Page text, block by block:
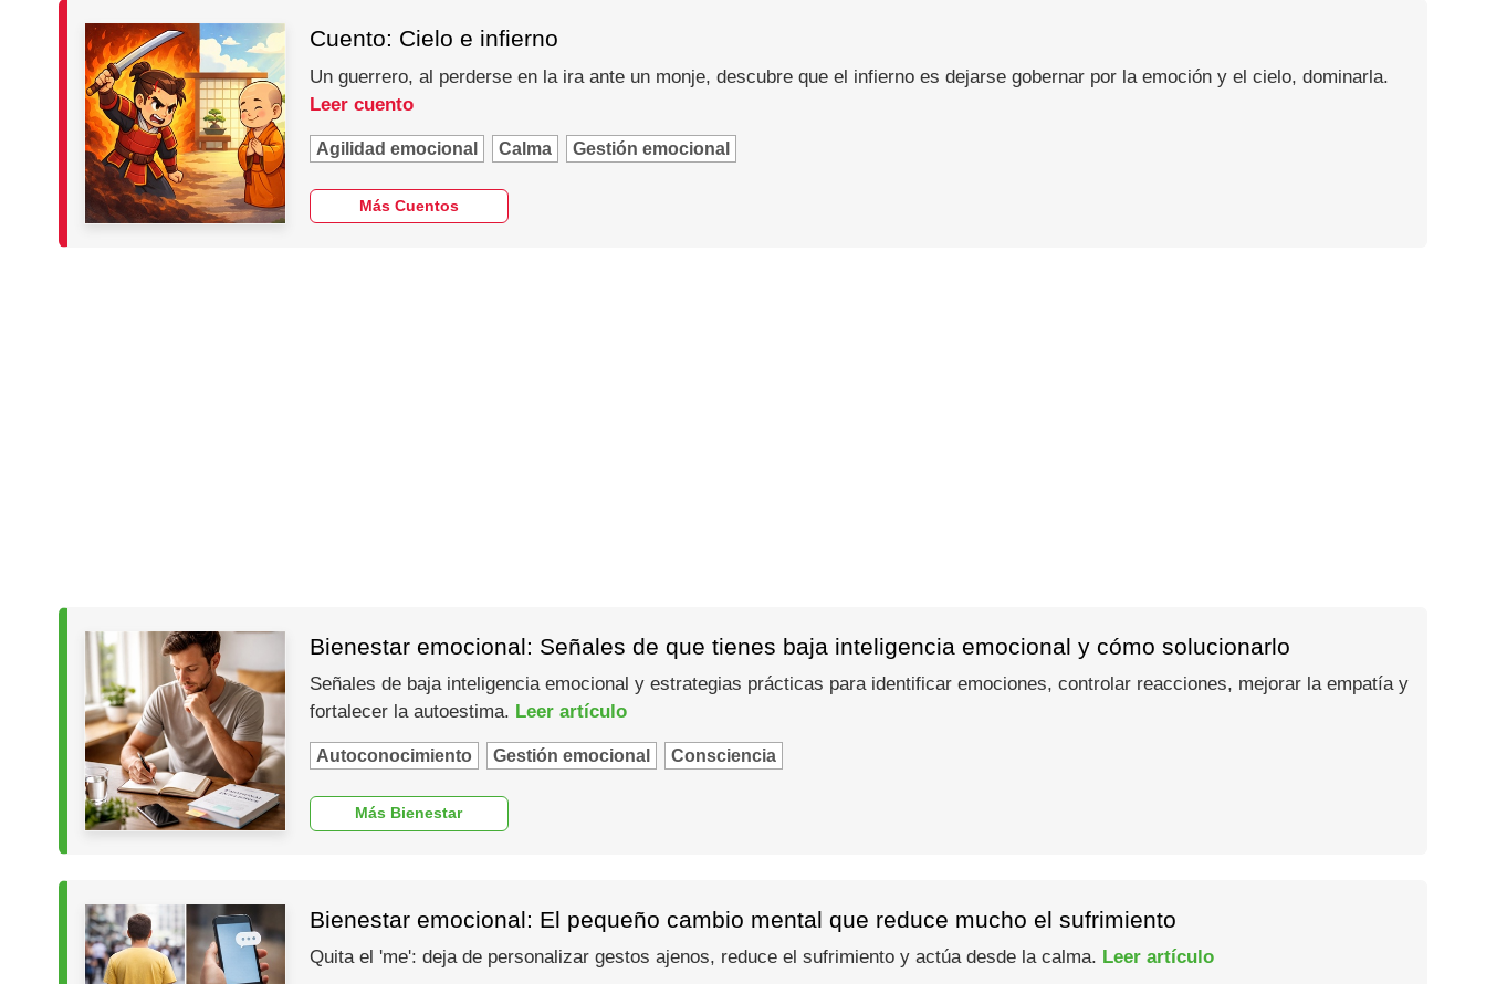
Cuento: Cielo e infierno
Un guerrero, al perderse en la ira ante un monje, descubre que el infierno es dejarse gobernar por la emoción y el cielo, dominarla.
Leer cuento
Agilidad emocional Calma Gestión emocional
Más Cuentos
Bienestar emocional: Señales de que tienes baja inteligencia emocional y cómo solucionarlo
Señales de baja inteligencia emocional y estrategias prácticas para identificar emociones, controlar reacciones, mejorar la empatía y
fortalecer la autoestima. Leer artículo
Autoconocimiento Gestión emocional Consciencia
Más Bienestar
Bienestar emocional: El pequeño cambio mental que reduce mucho el sufrimiento
Quita el 'me': deja de personalizar gestos ajenos, reduce el sufrimiento y actúa desde la calma. Leer artículo